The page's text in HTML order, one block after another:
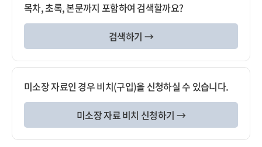
목차, 초록, 본문까지 포함하여 검색할까요?
검색하기 →
미소장 자료인 경우 비치(구입)을 신청하실 수 있습니다.
미소장 자료 비치 신청하기 →